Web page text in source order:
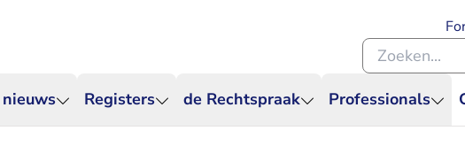
Registers de Rechtspraak Professionals
Zoeken binnen